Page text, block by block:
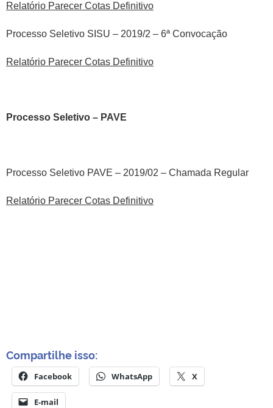
Relatório Parecer Cotas Definitivo
Processo Seletivo SISU – 2019/2 – 6ª Convocação
Relatório Parecer Cotas Definitivo
Processo Seletivo – PAVE
Processo Seletivo PAVE – 2019/02 – Chamada Regular
Relatório Parecer Cotas Definitivo
Compartilhe isso:
Facebook WhatsApp X
E-mail